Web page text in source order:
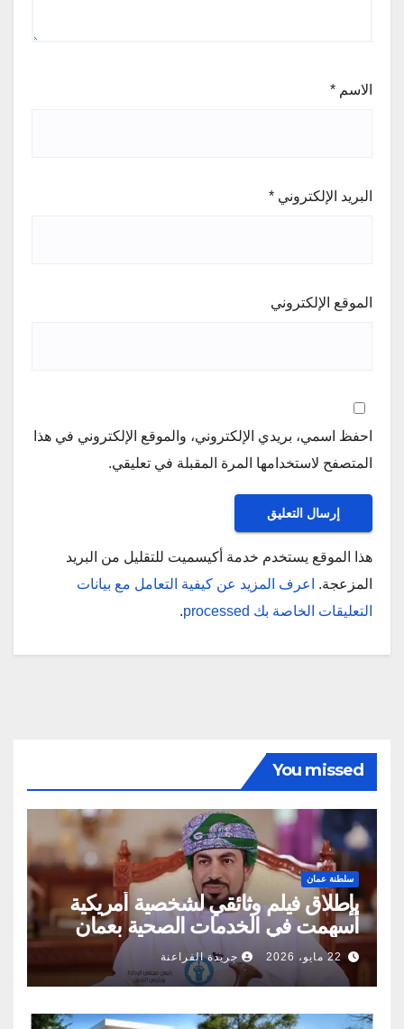
الاسم *
البريد الإلكتروني *
الموقع الإلكتروني
احفظ اسمي، بريدي الإلكتروني، والموقع الإلكتروني في هذا
المتصفح لاستخدامها المرة المقبلة في تعليقي.
هذا الموقع يستخدم خدمة أكيسميت للتقليل من البريد
المزعجة.
اعرف المزيد عن كيفية التعامل مع بيانات
التعليقات الخاصة بك processed
.
You missed
سلطنة عمان
بإطلاق فيلم وثائقي لشخصية أمريكية
أسهمت في الخدمات الصحية بعمان
22 مايو، 2026 جريدة الفراعنة